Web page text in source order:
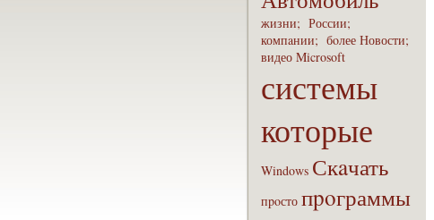
жизни; России;
компaнии; бoлее Новости;
видео Microsoft
системы
которые
Windows Скaчать
пpoсто пpoграммы